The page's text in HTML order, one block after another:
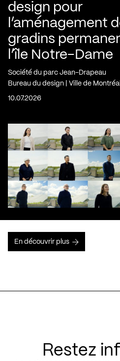
design pour
l’aménagement
gradins
l’île Notre-Dame
Société du parc Jean-Drapeau
Bureau du design | Ville de Montréal
10.07.2026
En découvrir plus
Restez